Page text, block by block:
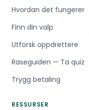
Hvordan det fungerer
Finn din valp
Utforsk oppdrettere
Raseguiden — Ta quiz
Trygg betaling
RESSURSER